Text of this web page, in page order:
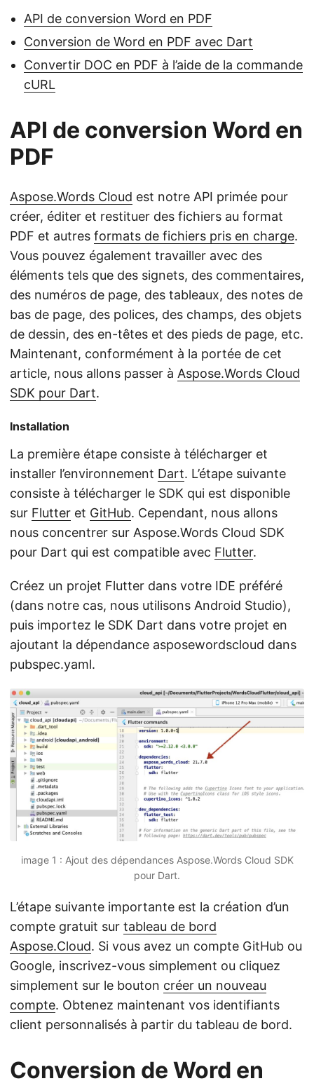
API de conversion Word en PDF
Conversion de Word en PDF avec Dart
Convertir DOC en PDF à l’aide de la commande
cURL
API de conversion Word en
PDF
Aspose.Words Cloud est notre API primée pour
créer, éditer et restituer des fichiers au format
PDF et autres formats de fichiers pris en charge.
Vous pouvez également travailler avec des
éléments tels que des signets, des commentaires,
des numéros de page, des tableaux, des notes de
bas de page, des polices, des champs, des objets
de dessin, des en-têtes et des pieds de page, etc.
Maintenant, conformément à la portée de cet
article, nous allons passer à Aspose.Words Cloud
SDK pour Dart.
Installation
La première étape consiste à télécharger et
installer l’environnement Dart. L’étape suivante
consiste à télécharger le SDK qui est disponible
sur Flutter et GitHub. Cependant, nous allons
nous concentrer sur Aspose.Words Cloud SDK
pour Dart qui est compatible avec Flutter.
Créez un projet Flutter dans votre IDE préféré
(dans notre cas, nous utilisons Android Studio),
puis importez le SDK Dart dans votre projet en
ajoutant la dépendance asposewordscloud dans
pubspec.yaml.
image 1 : Ajout des dépendances Aspose.Words Cloud SDK
pour Dart.
L’étape suivante importante est la création d’un
compte gratuit sur tableau de bord
Aspose.Cloud. Si vous avez un compte GitHub ou
Google, inscrivez-vous simplement ou cliquez
simplement sur le bouton créer un nouveau
compte. Obtenez maintenant vos identifiants
client personnalisés à partir du tableau de bord.
Conversion de Word en